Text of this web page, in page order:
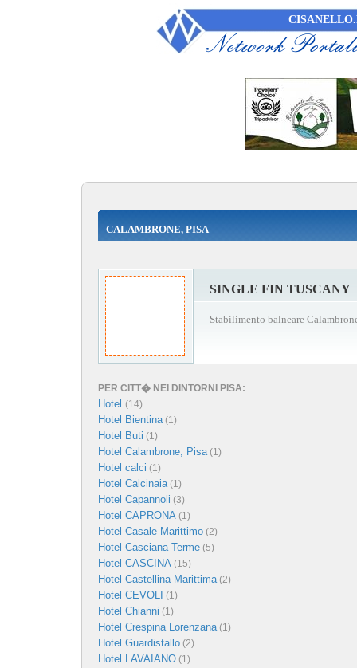
CALAMBRONE, PISA
SINGLE FIN TUSCANY
Stabilimento balneare
PER CITT� NEI DINTORNI PISA:
Hotel (14)
Hotel Bientina(1)
Hotel Buti (1)
Hotel Calambrone, Pisa(1)
Hotel calci (1)
Hotel Calcinaia(1)
Hotel Capannoli (3)
Hotel CAPRONA (1)
Hotel Casale Marittimo (2)
Hotel Casciana Terme (5)
Hotel CASCINA (15)
Hotel Castellina Marittima(2)
Hotel CEVOLI (1)
Hotel Chianni (1)
Hotel Crespina Lorenzana(1)
Hotel Guardistallo (2)
Hotel LAVAIANO (1)